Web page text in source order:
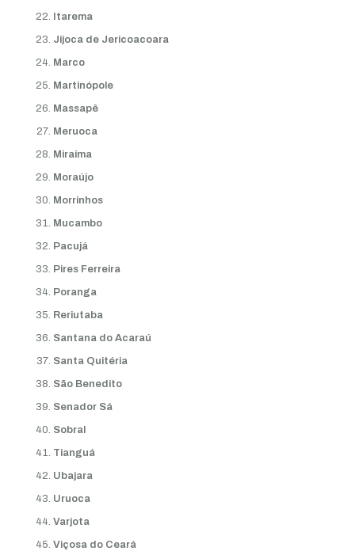
Itarema
Jijoca de Jericoacoara
Marco
Martinópole
Massapê
Meruoca
Miraíma
Moraújo
Morrinhos
Mucambo
Pacujá
Pires Ferreira
Poranga
Reriutaba
Santana do Acaraú
Santa Quitéria
São Benedito
Senador Sá
Sobral
Tianguá
Ubajara
Uruoca
Varjota
Viçosa do Ceará